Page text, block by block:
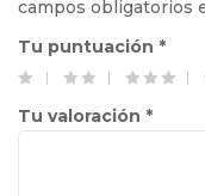
campos obligatorios
Tu puntuación *
Tu valoración *